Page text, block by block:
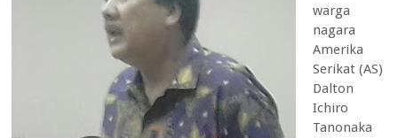
warga
nagara
Amerika
Serikat (AS)
Dalton
Ichiro
Tanonaka